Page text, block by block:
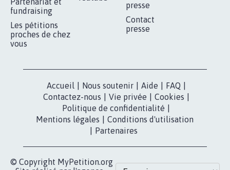
RÉUSSIR VOTRE
MOBILISATION
Lancer votre
pétition
Mobilisation
Accompagnement
Partenariat et
Les pétitions
Youtube
ESPACE PRESSE
Qui sommes-
nous?
presse
MyPetition
dans la
presse
Contact
presse